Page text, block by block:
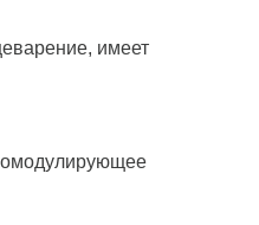
имеет